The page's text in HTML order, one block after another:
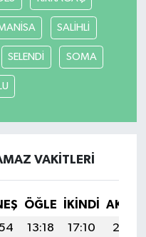
SALİHLİ
SELENDİ SOMA
VAKITLERI
ÖĞLE İKINDI
13:18 17:10
20:31